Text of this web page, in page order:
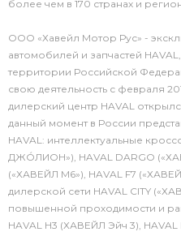
более чем в 170 странах и
ООО «Хавейл Мотор Рус» -
автомобилей и запчастей
территории Российской
свою деятельность с февраля
дилерский центр HAVAL
данный момент в России
HAVAL: интеллектуальные
ДЖО́ЛИОН»), HAVAL DARGO
(«ХАВЕЙЛ M6»), HAVAL F7
дилерской сети HAVAL CITY
повышенной проходимости и
HAVAL H3 (ХАВЕЙЛ Эйч 3),